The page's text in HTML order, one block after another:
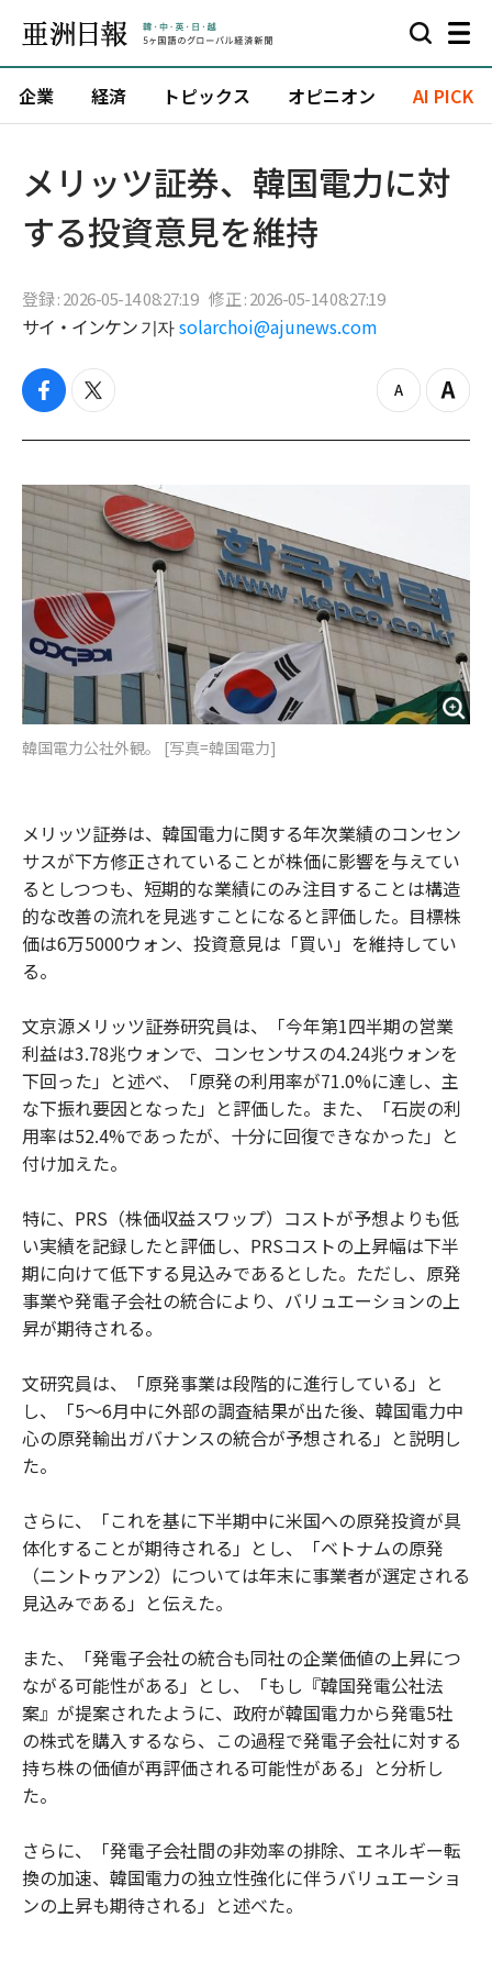
企業 経済 トピックス オピニオン AI PICK
メリッツ証券、韓国電力に対
する投資意見を維持
登録 : 2026-05-14 08:27:19 修正 : 2026-05-14 08:27:19
サイ・インケン 기자 solarchoi@ajunews.com
f
c
b
o
o
k
t
i
t
e
r
z
o
Z
o
韓国電力公社外観。 [写真=韓国電力]
メリッツ証券は、韓国電力に関する年次業績のコンセン
サスが下方修正されていることが株価に影響を与えてい
るとしつつも、短期的な業績にのみ注目することは構造
的な改善の流れを見逃すことになると評価した。目標株
価は6万5000ウォン、投資意見は「買い」を維持してい
る。
文京源メリッツ証券研究員は、「今年第1四半期の営業
利益は3.78兆ウォンで、コンセンサスの4.24兆ウォンを
下回った」と述べ、「原発の利用率が71.0%に達し、主
な下振れ要因となった」と評価した。また、「石炭の利
用率は52.4%であったが、十分に回復できなかった」と
付け加えた。
特に、PRS（株価収益スワップ）コストが予想よりも低
い実績を記録したと評価し、PRSコストの上昇幅は下半
期に向けて低下する見込みであるとした。ただし、原発
事業や発電子会社の統合により、バリュエーションの上
昇が期待される。
文研究員は、「原発事業は段階的に進行している」と
し、「5～6月中に外部の調査結果が出た後、韓国電力中
心の原発輸出ガバナンスの統合が予想される」と説明し
た。
さらに、「これを基に下半期中に米国への原発投資が具
体化することが期待される」とし、「ベトナムの原発
（ニントゥアン2）については年末に事業者が選定される
見込みである」と伝えた。
また、「発電子会社の統合も同社の企業価値の上昇につ
ながる可能性がある」とし、「もし『韓国発電公社法
案』が提案されたように、政府が韓国電力から発電5社
の株式を購入するなら、この過程で発電子会社に対する
持ち株の価値が再評価される可能性がある」と分析し
た。
さらに、「発電子会社間の非効率の排除、エネルギー転
換の加速、韓国電力の独立性強化に伴うバリュエーショ
ンの上昇も期待される」と述べた。